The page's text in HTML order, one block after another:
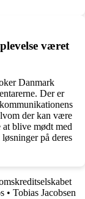
været
Danmark
Der er
der kan være
at blive mødt med
på deres
• Tobias Jacobsen